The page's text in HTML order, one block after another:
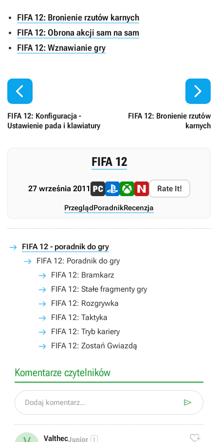
FIFA 12: Bronienie rzutów karnych
FIFA 12: Obrona akcji sam na sam
FIFA 12: Wznawianie gry

FIFA 12: Konfiguracja -
Ustawienie pada i klawiatury
FIFA 12: Bronienie rzutów
karnych

FIFA 12
27 września 2011 Rate It!
PrzeglądPoradnikRecenzja
FIFA 12 - poradnik do gry
FIFA 12: Poradnik do gry
FIFA 12: Bramkarz
FIFA 12: Stałe fragmenty gry
FIFA 12: Rozgrywka
FIFA 12: Taktyka
FIFA 12: Tryb kariery
FIFA 12: Zostań Gwiazdą
Komentarze czytelników
Dodaj komentarz... 
ValthecJunior 1 